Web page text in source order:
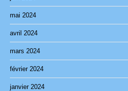
mai 2024
avril 2024
mars 2024
février 2024
janvier 2024